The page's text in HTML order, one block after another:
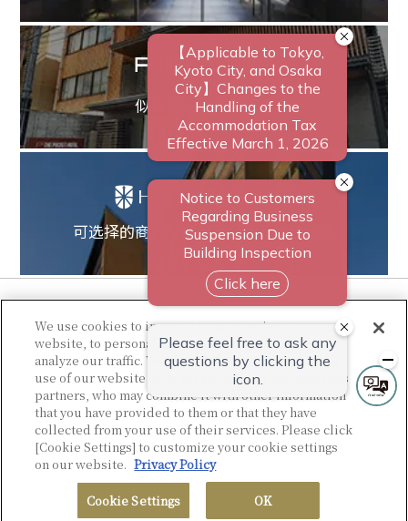
似有却无的新型饭店
可选择的商务型至休闲型的多样性饭店
© Sotetsu Hotel Management CO., LTD.
交通路线 电话
We use cookies to improve your experience on our
website, to personalize content and ads, and to
analyze our traffic. We share information about your
use of our website with our advertising and analytics
partners, who may combine it with other information
that you have provided to them or that they have
collected from your use of their services. Please click
[Cookie Settings] to customize your cookie settings
on our website. Privacy Policy
Cookie Settings OK